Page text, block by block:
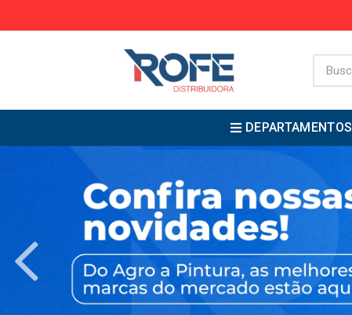
DEPARTAMENTOS